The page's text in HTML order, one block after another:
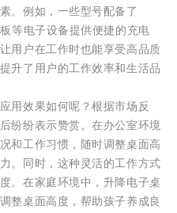
。例如，一些型号配备了
等电子设备提供便捷的充电
用户在工作时也能享受高品质
升了用户的工作效率和生活品
用效果如何呢？根据市场反
纷纷表示赞赏。在办公室环境
和工作习惯，随时调整桌面高
。同时，这种灵活的工作方式
。在家庭环境中，升降电子桌
整桌面高度，帮助孩子养成良